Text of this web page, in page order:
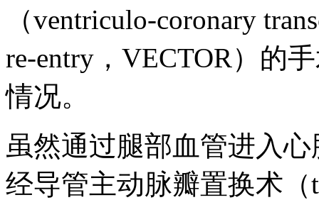
（ventriculo-coronary
re-entry，VECTOR）的
情况。
虽然通过腿部血管进入
经导管主动脉瓣置换术（